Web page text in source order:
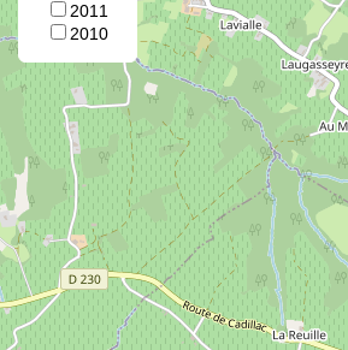
2011
2010